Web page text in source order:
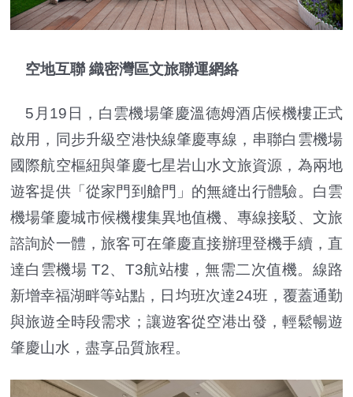
空地互聯 織密灣區文旅聯運網絡
5月19日，白雲機場肇慶溫德姆酒店候機樓正式
啟用，同步升級空港快線肇慶專線，串聯白雲機場
國際航空樞紐與肇慶七星岩山水文旅資源，為兩地
遊客提供「從家門到艙門」的無縫出行體驗。白雲
機場肇慶城市候機樓集異地值機、專線接駁、文旅
諮詢於一體，旅客可在肇慶直接辦理登機手續，直
達白雲機場 T2、T3航站樓，無需二次值機。線路
新增幸福湖畔等站點，日均班次達24班，覆蓋通勤
與旅遊全時段需求；讓遊客從空港出發，輕鬆暢遊
肇慶山水，盡享品質旅程。